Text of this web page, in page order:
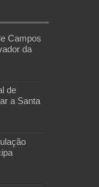
Campos
da
de
a Santa